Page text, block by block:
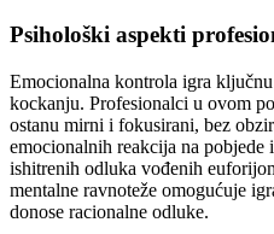
Psihološki aspekti
Emocionalna kontrola igra
kockanju. Profesionalci u ovom
ostanu mirni i fokusirani, bez
emocionalnih reakcija na pobjede
ishitrenih odluka vođenih
mentalne ravnoteže omogućuje
donose racionalne odluke.